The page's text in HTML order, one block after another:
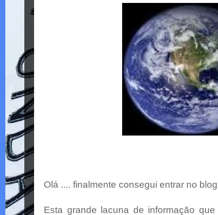
Olá .... finalmente consegui entrar no
Esta grande lacuna de informação